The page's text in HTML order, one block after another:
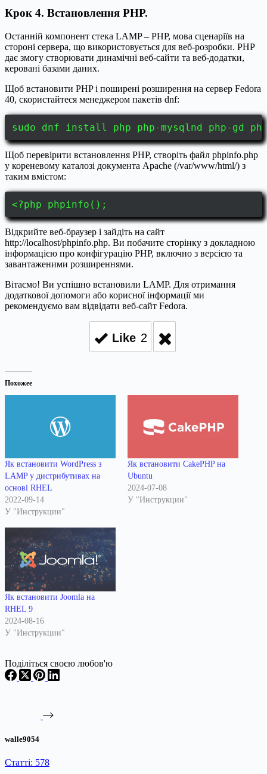
Крок 4. Встановлення PHP.
Останній компонент стека LAMP – PHP, мова сценаріїв на
стороні сервера, що використовується для веб-розробки. PHP
дає змогу створювати динамічні веб-сайти та веб-додатки,
керовані базами даних.
Щоб встановити PHP і поширені розширення на сервер Fedora
40, скористайтеся менеджером пакетів dnf:
sudo dnf install php php-mysqlnd php-gd
Щоб перевірити встановлення PHP, створіть файл phpinfo.php
у кореневому каталозі документа Apache (/var/www/html/) з
таким вмістом:
<?php phpinfo();
Відкрийте веб-браузер і зайдіть на сайт
http://localhost/phpinfo.php. Ви побачите сторінку з докладною
інформацією про конфігурацію PHP, включно з версією та
завантаженими розширеннями.
Вітаємо! Ви успішно встановили LAMP. Для отримання
додаткової допомоги або корисної інформації ми
рекомендуємо вам відвідати веб-сайт Fedora.
Like 2
Похожее
Як встановити WordPress з
LAMP у дистрибутивах на
основі RHEL
2022-09-14
У "Инструкции"
Як встановити CakePHP на
Ubuntu
2024-07-08
У "Инструкции"
Як встановити Joomla на
RHEL 9
2024-08-16
У "Инструкции"
Поділіться своєю любов'ю
walle9054
Статті: 578